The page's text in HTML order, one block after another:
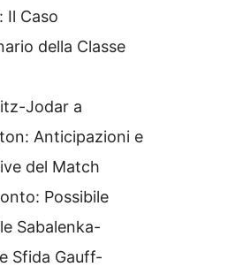
Il Caso
della Classe
Jodar a
Anticipazioni e
del Match
Possibile
Sabalenka-
Sfida Gauff-